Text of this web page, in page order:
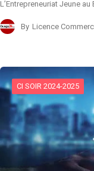
L’Entrepreneuriat Jeune
By Licence
CI SOIR 2024-2025